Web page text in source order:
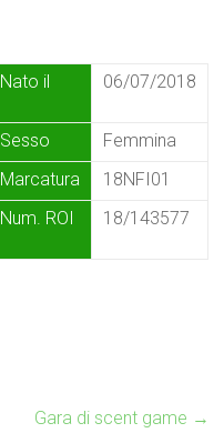
Nato il 06/07/2018
Sesso
Femmina
Marcatura
18NFI01
Num. ROI 18/143577
Gara di scent game →